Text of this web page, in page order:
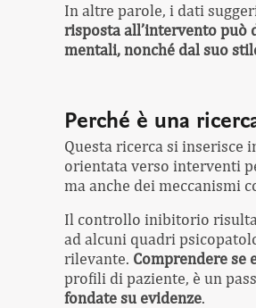
In altre parole, i dati
risposta all’intervento può
mentali, nonché dal suo
Perché è una
Questa ricerca si inserisce
orientata verso interventi
ma anche dei meccanismi
Il controllo inibitorio
ad alcuni quadri
rilevante. Comprendere se
profili di paziente, è un
fondate su evidenze.